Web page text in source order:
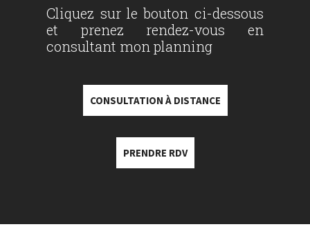
Cliquez sur le bouton ci-dessous
et prenez rendez-vous en
consultant mon planning
CONSULTATION À DISTANCE
PRENDRE RDV